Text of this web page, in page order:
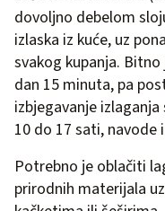
dovoljno debelom
izlaska iz kuće, uz
svakog kupanja.
dan 15 minuta, pa
izbjegavanje
10 do 17 sati, navode
Potrebno je oblačiti
prirodnih materijala